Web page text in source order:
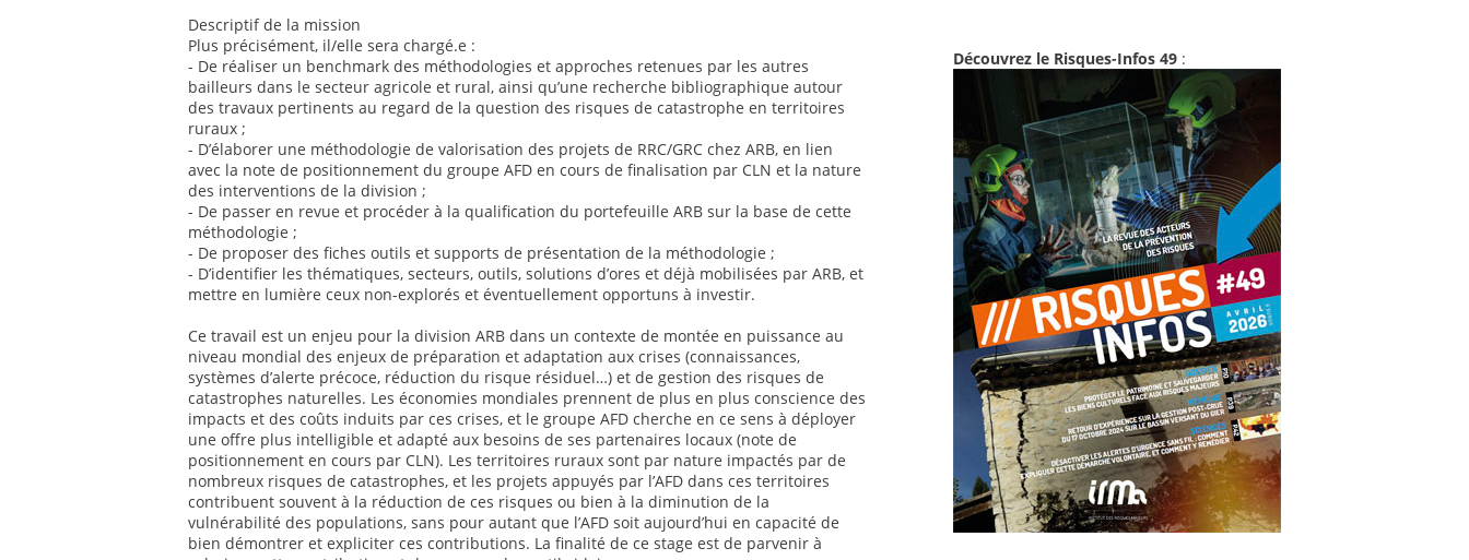
Descriptif de la mission
Plus précisément, il/elle sera chargé.e :
- De réaliser un benchmark des méthodologies et approches retenues par les autres
bailleurs dans le secteur agricole et rural, ainsi qu’une recherche bibliographique autour
des travaux pertinents au regard de la question des risques de catastrophe en territoires
ruraux ;
- D’élaborer une méthodologie de valorisation des projets de RRC/GRC chez ARB, en lien
avec la note de positionnement du groupe AFD en cours de finalisation par CLN et la nature
des interventions de la division ;
- De passer en revue et procéder à la qualification du portefeuille ARB sur la base de cette
méthodologie ;
- De proposer des fiches outils et supports de présentation de la méthodologie ;
- D’identifier les thématiques, secteurs, outils, solutions d’ores et déjà mobilisées par ARB, et
mettre en lumière ceux non-explorés et éventuellement opportuns à investir.
Ce travail est un enjeu pour la division ARB dans un contexte de montée en puissance au
niveau mondial des enjeux de préparation et adaptation aux crises (connaissances,
systèmes d’alerte précoce, réduction du risque résiduel…) et de gestion des risques de
catastrophes naturelles. Les économies mondiales prennent de plus en plus conscience des
impacts et des coûts induits par ces crises, et le groupe AFD cherche en ce sens à déployer
une offre plus intelligible et adapté aux besoins de ses partenaires locaux (note de
positionnement en cours par CLN). Les territoires ruraux sont par nature impactés par de
nombreux risques de catastrophes, et les projets appuyés par l’AFD dans ces territoires
contribuent souvent à la réduction de ces risques ou bien à la diminution de la
vulnérabilité des populations, sans pour autant que l’AFD soit aujourd’hui en capacité de
bien démontrer et expliciter ces contributions. La finalité de ce stage est de parvenir à
Découvrez le Risques-Infos 49 :